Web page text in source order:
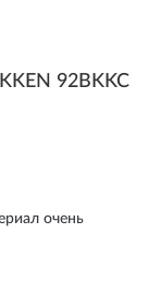
92BKKC
очень